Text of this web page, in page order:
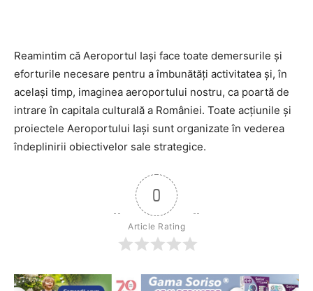
Reamintim că Aeroportul Iaşi face toate demersurile şi
eforturile necesare pentru a îmbunătăţi activitatea şi, în
acelaşi timp, imaginea aeroportului nostru, ca poartă de
intrare în capitala culturală a României. Toate acţiunile şi
proiectele Aeroportului Iaşi sunt organizate în vederea
îndeplinirii obiectivelor sale strategice.
0
Article Rating